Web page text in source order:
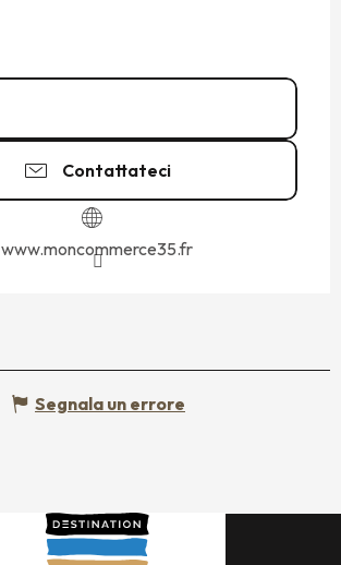
Contattateci
www.moncommerce35.fr
Segnala un errore